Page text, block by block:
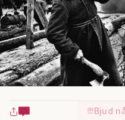
Bjud